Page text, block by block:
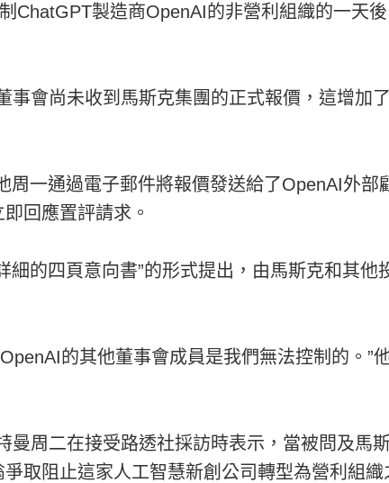
ChatGPT製造商OpenAI的非營利組織的一天
事會尚未收到馬斯克集團的正式報價，這增加
周一通過電子郵件將報價發送給了OpenAI外
回應置評請求。
四頁意向書”的形式提出，由馬斯克和其他
的其他董事會成員是我們無法控制的。”
曼周二在接受路透社採訪時表示，當被問及馬
取阻止這家人工智慧新創公司轉型為營利組織